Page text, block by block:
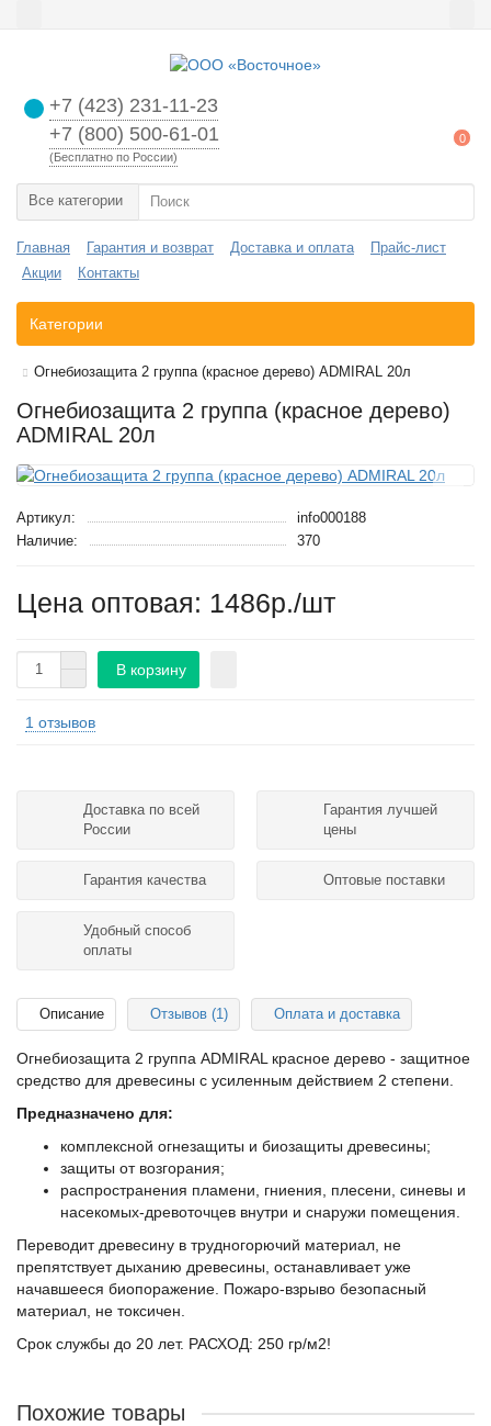
+7 (423) 231-11-23
+7 (800) 500-61-01
(Бесплатно по России)
0
Все категории
Главная Гарантия и возврат Доставка и оплата
Прайс-лист
Акции
Контакты
Категории
Огнебиозащита 2 группа (красное дерево) ADMIRAL 20л
Огнебиозащита 2 группа (красное дерево)
ADMIRAL 20л
Артикул:
info000188
Наличие:
370
Цена оптовая: 1486р./шт
В корзину
1 отзывов
Доставка по всей
России
Гарантия лучшей
цены
Гарантия качества Оптовые поставки
Удобный способ
оплаты
Описание Отзывов (1) Оплата и доставка
Огнебиозащита 2 группа ADMIRAL красное дерево - защитное
средство для древесины с усиленным действием 2 степени.
Предназначено для:
комплексной огнезащиты и биозащиты древесины;
защиты от возгорания;
распространения пламени, гниения, плесени, синевы и
насекомых-древоточцев внутри и снаружи помещения.
Переводит древесину в трудногорючий материал, не
препятствует дыханию древесины, останавливает уже
начавшееся биопоражение. Пожаро-взрыво безопасный
материал, не токсичен.
Срок службы до 20 лет. РАСХОД: 250 гр/м2!
Похожие товары